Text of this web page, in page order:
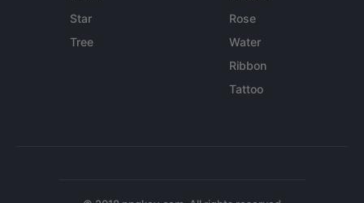
Star
Tree
Rose
Water
Ribbon
Tattoo